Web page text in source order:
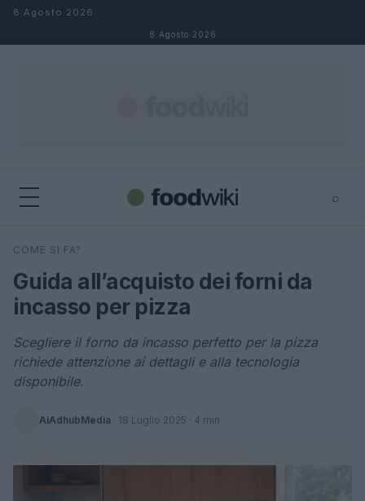
Salta al contenuto
8 Agosto 2026
8 Agosto 2026
⌕
Cerca
COME SI FA?
Guida all’acquisto dei forni da
incasso per pizza
Scegliere il forno da incasso perfetto per la pizza
richiede attenzione ai dettagli e alla tecnologia
disponibile.
AiAdhubMedia · 18 Luglio 2025 · 4 min